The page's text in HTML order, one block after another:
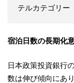
テルカテゴリー
宿泊日数の長期化
日本政策投資銀行
数は伸び傾向にあ